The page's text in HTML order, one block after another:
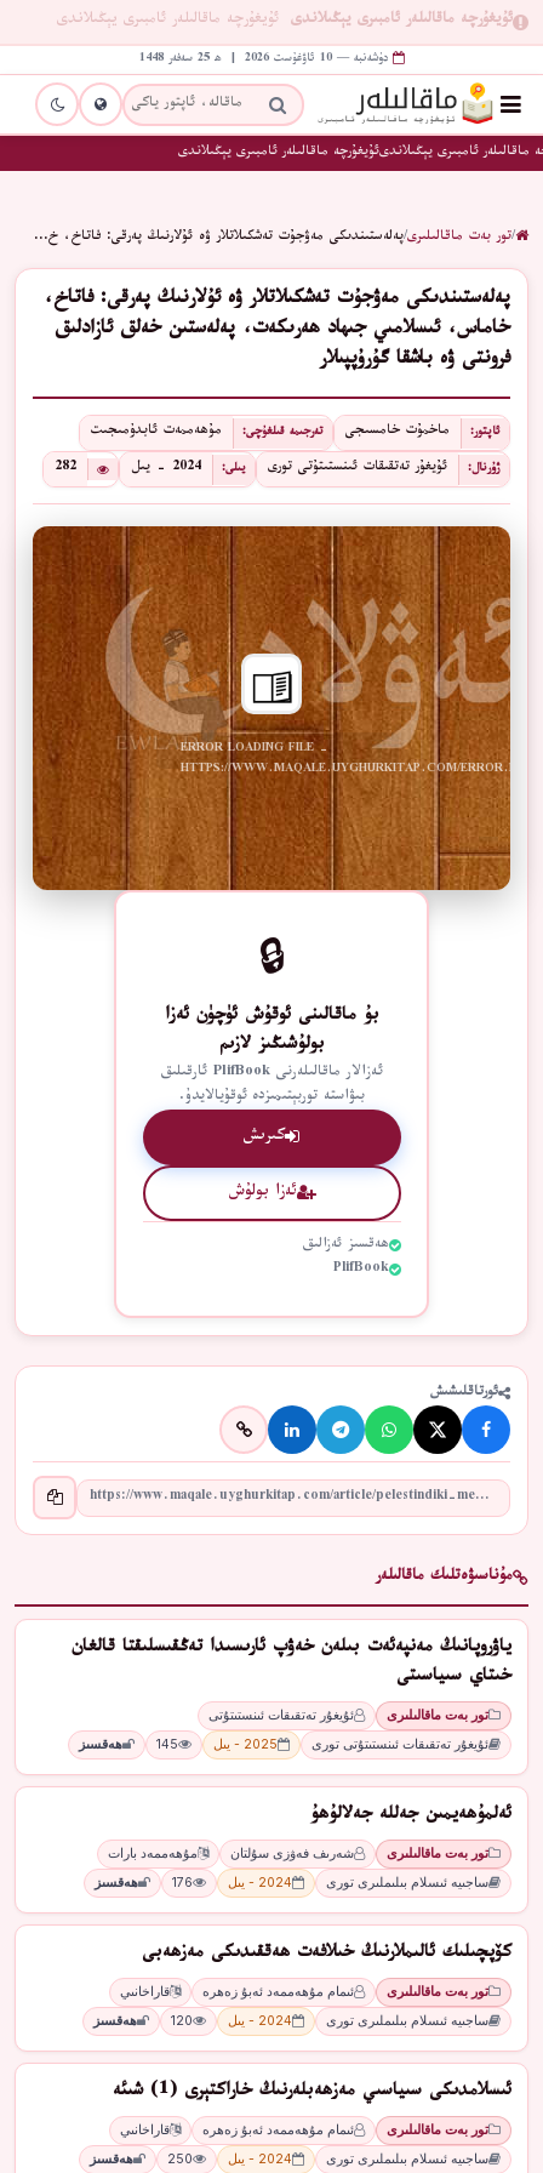
ئۇيغۇرچە ماقالىلەر ئامبىرى يېڭىلاندى ئۇيغۇرچە ماقالىلەر ئامبىرى يېڭىلاندى
دۈشەنبە — 10 ئاۋغۇست 2026 | ھ 25 سەفەر 1448
ماقالىلەر ئامبىرى يېڭىلاندىئۇيغۇرچە ماقالىلەر ئامبىرى يېڭىلاندى
/تور بەت ماقالىلىرى/پەلەستىندىكى مەۋجۇت تەشكىلاتلار ۋە ئۇلارنىڭ پەرقى: فاتاخ، خ…
پەلەستىندىكى مەۋجۇت تەشكىلاتلار ۋە ئۇلارنىڭ پەرقى: فاتاخ،
خاماس، ئىسلامىي جىھاد ھەرىكەت، پەلەستىن خەلق ئازادلىق
فرونتى ۋە باشقا گۇرۇپپىلار
ئاپتور: ماخمۇت خامسىجى تەرجىمە قىلغۇچى: مۇھەممەت ئابدۇمىجىت
ژۇرنال: ئۇيغۇر تەتقىقات ئىنستىتۇتى تورى يىلى: 2024 - يىل 282
ERROR LOADING FILE -
HTTPS://WWW.MAQALE.UYGHURKITAP.COM/ERROR.PDF
🔒
بۇ ماقالىنى ئوقۇش ئۈچۈن ئەزا
بولۇشىڭىز لازىم
ئەزالار ماقالىلەرنى PlifBook ئارقىلىق
بىۋاستە توربېتىمىزدە ئوقۇيالايدۇ.
كىرىش
ئەزا بولۇش
ھەقسىز ئەزالىق
PlifBook
ئورتاقلىشىش
مۇناسىۋەتلىك ماقالىلەر
ياۋروپانىڭ مەنپەئەت بىلەن خەۋپ ئارىسىدا تەڭقىسلىقتا قالغان
خىتاي سىياسىتى
تور بەت ماقالىلىرى
ئۇيغۇر تەتقىقات ئىنستىتۇتى
ئۇيغۇر تەتقىقات ئىنستىتۇتى تورى
2025 - يىل 145 ھەقسىز
ئەلمۇھەيمىن جەللە جەلالۇھۇ
تور بەت ماقالىلىرى شەرىف فەۋزى سۇلتان
مۇھەممەد بارات
ساجىيە ئىسلام بىلىملىرى تورى
2024 - يىل 176 ھەقسىز
كۆپچىلىك ئالىملارنىڭ خىلافەت ھەققىدىكى مەزھەبى
تور بەت ماقالىلىرى ئىمام مۇھەممەد ئەبۇ زەھرە
قاراخانىي
ساجىيە ئىسلام بىلىملىرى تورى
2024 - يىل 120 ھەقسىز
ئىسلامدىكى سىياسىي مەزھەبلەرنىڭ خاراكتېرى (1) شىئە
تور بەت ماقالىلىرى ئىمام مۇھەممەد ئەبۇ زەھرە
قاراخانىي
ساجىيە ئىسلام بىلىملىرى تورى
2024 - يىل 250 ھەقسىز